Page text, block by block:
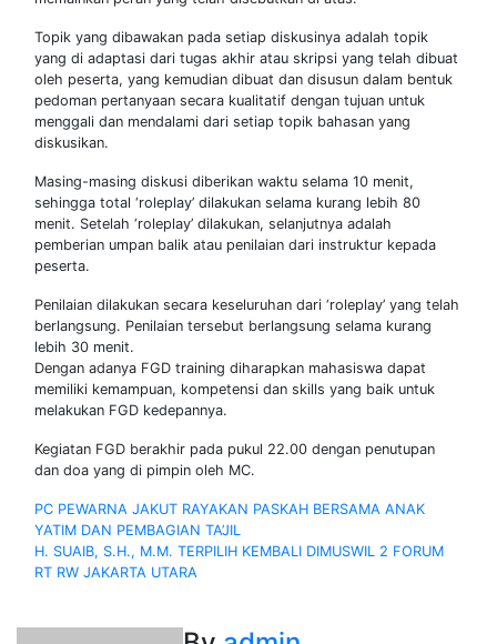
Topik yang dibawakan pada setiap diskusinya adalah topik
yang di adaptasi dari tugas akhir atau skripsi yang telah dibuat
oleh peserta, yang kemudian dibuat dan disusun dalam bentuk
pedoman pertanyaan secara kualitatif dengan tujuan untuk
menggali dan mendalami dari setiap topik bahasan yang
diskusikan.
Masing-masing diskusi diberikan waktu selama 10 menit,
sehingga total ‘roleplay’ dilakukan selama kurang lebih 80
menit. Setelah ‘roleplay’ dilakukan, selanjutnya adalah
pemberian umpan balik atau penilaian dari instruktur kepada
peserta.
Penilaian dilakukan secara keseluruhan dari ‘roleplay’ yang telah
berlangsung. Penilaian tersebut berlangsung selama kurang
lebih 30 menit.
Dengan adanya FGD training diharapkan mahasiswa dapat
memiliki kemampuan, kompetensi dan skills yang baik untuk
melakukan FGD kedepannya.
Kegiatan FGD berakhir pada pukul 22.00 dengan penutupan
dan doa yang di pimpin oleh MC.
Navigasi
pos
PC PEWARNA JAKUT RAYAKAN PASKAH BERSAMA ANAK
YATIM DAN PEMBAGIAN TA’JIL
H. SUAIB, S.H., M.M. TERPILIH KEMBALI DIMUSWIL 2 FORUM
RT RW JAKARTA UTARA